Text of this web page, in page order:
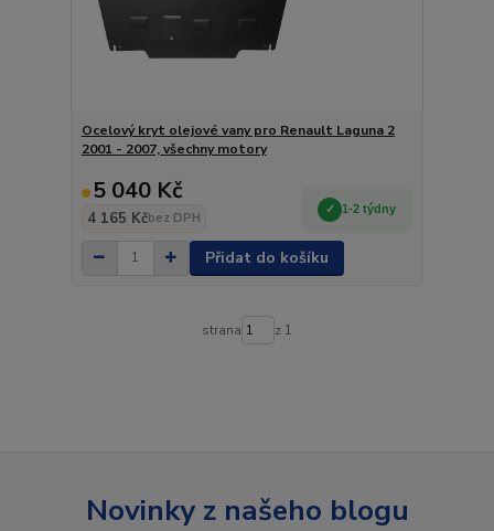
Ocelový kryt olejové vany pro Renault Laguna 2
2001 - 2007, všechny motory
5 040 Kč
4 165 Kčbez DPH
1-2 týdny
Přidat do košíku
strana z 1
Novinky z našeho blogu